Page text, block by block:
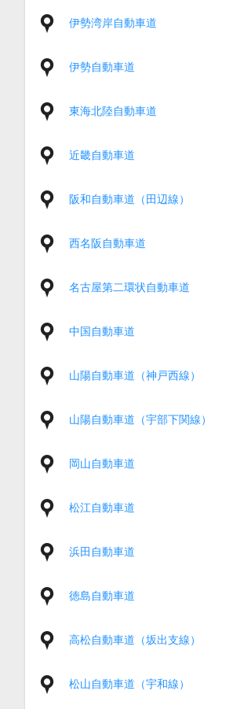
伊勢湾岸自動車道
伊勢自動車道
東海北陸自動車道
近畿自動車道
阪和自動車道（田辺線）
西名阪自動車道
名古屋第二環状自動車道
中国自動車道
山陽自動車道（神戸西線）
山陽自動車道（宇部下関線）
岡山自動車道
松江自動車道
浜田自動車道
徳島自動車道
高松自動車道（坂出支線）
松山自動車道（宇和線）